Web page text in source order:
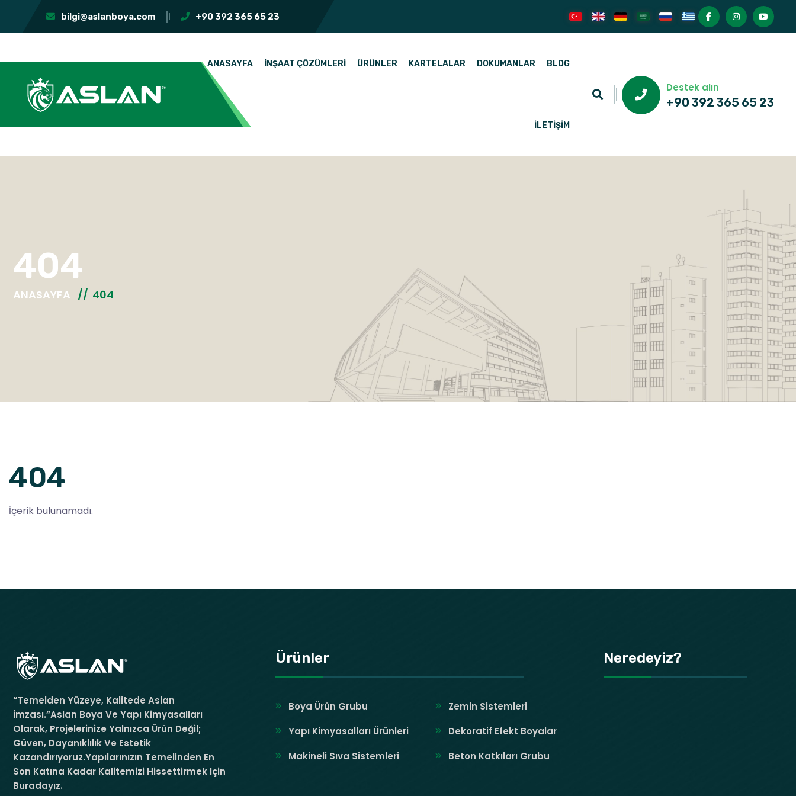
bilgi@aslanboya.com +90 392 365 65 23
ANASAYFA İNŞAAT ÇÖZÜMLERI ÜRÜNLER KARTELALAR DOKUMANLAR BLOG
İLETIŞIM
Destek alın
+90 392 365 65 23
404
ANASAYFA 404
404
İçerik bulunamadı.
“Temelden Yüzeye, Kalitede Aslan
İmzası.”Aslan Boya Ve Yapı Kimyasalları
Olarak, Projelerinize Yalnızca Ürün Değil;
Güven, Dayanıklılık Ve Estetik
Kazandırıyoruz.Yapılarınızın Temelinden En
Son Katına Kadar Kalitemizi Hissettirmek Için
Buradayız.
Ürünler
Boya Ürün Grubu
Yapı Kimyasalları Ürünleri
Makineli Sıva Sistemleri
Zemin Sistemleri
Dekoratif Efekt Boyalar
Beton Katkıları Grubu
Neredeyiz?